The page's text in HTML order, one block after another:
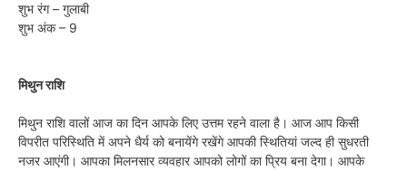
शुभ रंग – गुलाबी
शुभ अंक – 9
मिथुन राशि
मिथुन राशि वालों आज का दिन आपके लिए उत्तम रहने वाला है। आज आप किसी
विपरीत परिस्थिति में अपने धैर्य को बनायेंगे रखेंगे आपकी स्थितियां जल्द ही सुधरती
नजर आएंगी। आपका मिलनसार व्यवहार आपको लोगों का प्रिय बना देगा। आपके